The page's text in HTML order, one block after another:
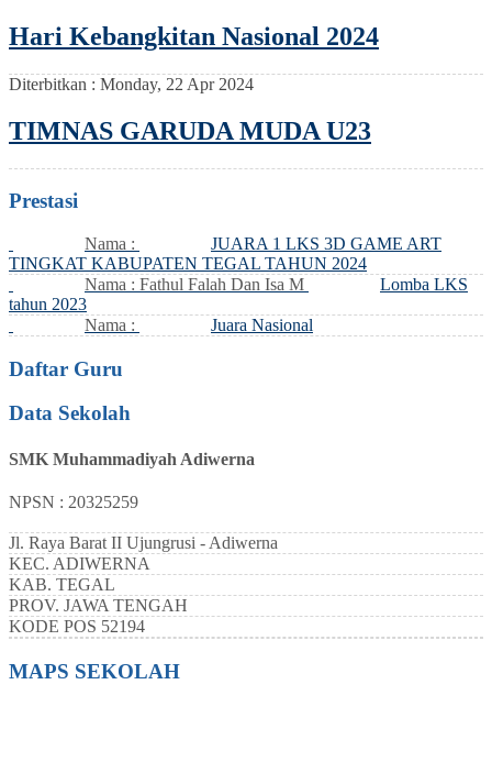
Hari Kebangkitan Nasional 2024
Diterbitkan : Monday, 22 Apr 2024
TIMNAS GARUDA MUDA U23
Prestasi
Nama :
JUARA 1 LKS 3D GAME ART
TINGKAT KABUPATEN TEGAL TAHUN 2024
Nama : Fathul Falah Dan Isa M
Lomba LKS
tahun 2023
Nama :
Juara Nasional
Daftar Guru
Data Sekolah
SMK Muhammadiyah Adiwerna
NPSN : 20325259
Jl. Raya Barat II Ujungrusi - Adiwerna
KEC. ADIWERNA
KAB. TEGAL
PROV. JAWA TENGAH
KODE POS 52194
MAPS SEKOLAH